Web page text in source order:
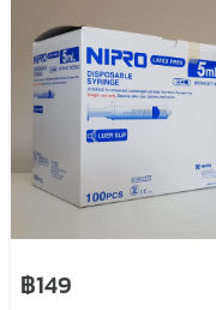
฿149